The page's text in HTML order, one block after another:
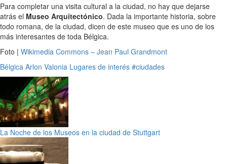
Para completar una visita cultural a la ciudad, no hay que dejarse
atrás el Museo Arquitectónico. Dada la importante historia, sobre
todo romana, de la ciudad, dicen de este museo que es uno de los
más interesantes de toda Bélgica.
Foto | Wikimedia Commons – Jean Paul Grandmont
Bélgica Arlon Valonia Lugares de interés #ciudades
La Noche de los Museos en la ciudad de Stuttgart